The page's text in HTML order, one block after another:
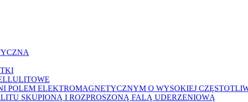
POLEM ELEKTROMAGNETYCZNYM O WYSOKIEJ
SKUPIONĄ I ROZPROSZONĄ FALĄ UDERZENIOWĄ